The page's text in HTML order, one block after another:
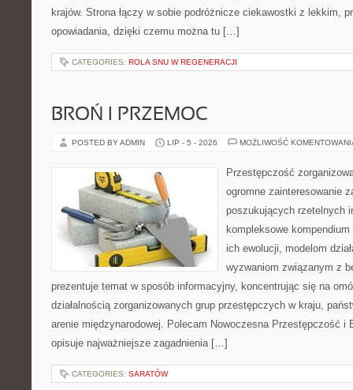
krajów. Strona łączy w sobie podróżnicze ciekawostki z lekkim,
opowiadania, dzięki czemu można tu […]
CATEGORIES: ROLA SNU W REGENERACJI
BROŃ I PRZEMOC
POSTED BY ADMIN LIP - 5 - 2026 MOŻLIWOŚĆ
Przestępczość
ogromne zainteresowanie
poszukujących rzetelnych
kompleksowe
ich ewolucji, modelom
wyzwaniom związanym z
prezentuje temat w sposób informacyjny, koncentrując się na
działalnością zorganizowanych grup przestępczych w kraju,
arenie międzynarodowej. Polecam Nowoczesna Przestępczość i
opisuje najważniejsze zagadnienia […]
CATEGORIES: SARATÓW